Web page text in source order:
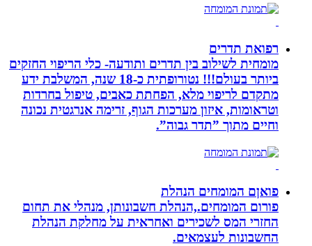
רפואת תדרים
מומחית לשילוב בין תדרים ותודעה- כלי הריפוי החזקים
ביותר בעולם!!! נטורופתית כ-18 שנה, המשלבת ידע
מתקדם לריפוי מלא, הפחתת כאבים, טיפול בחרדות
וטראומות, איזון מערכות הגוף, זרימה אנרגטית נכונה
וחיים מתוך ”תדר גבוה”.
פואןם המומחים הנהלת
פורום המומחים.,הנהלת חשבונותן, מנהלי את תחום
החזרי המס לשכירים ואחראית על מחלקת הנהלת
החשבונות לעצמאים.